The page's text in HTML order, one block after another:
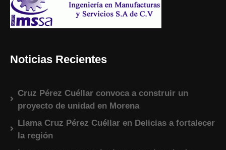
Noticias Recientes
Cruz Pérez Cuéllar convoca a construir un
proyecto de unidad en Morena
Llama Cruz Pérez Cuéllar en Delicias a fortalecer
la región